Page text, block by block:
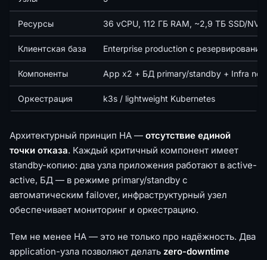
Ресурсы 36 vCPU, 112 ГБ RAM, ~2,9 ТБ SSD/
Клиентская база Enterprise production с
Компоненты App x2 + БД primary/standby + Infra
Оркестрация k3s / lightweight Kubernetes
Архитектурный принцип HA — отсутствие единой
точки отказа. Каждый критичный компонент имеет
standby-копию: два узла приложения работают в active-
active, БД — в режиме primary/standby с
автоматическим failover, инфраструктурный узел
обеспечивает мониторинг и оркестрацию.
Тем не менее HA — это не только про надёжность. Два
application-узла позволяют делать zero-downtime